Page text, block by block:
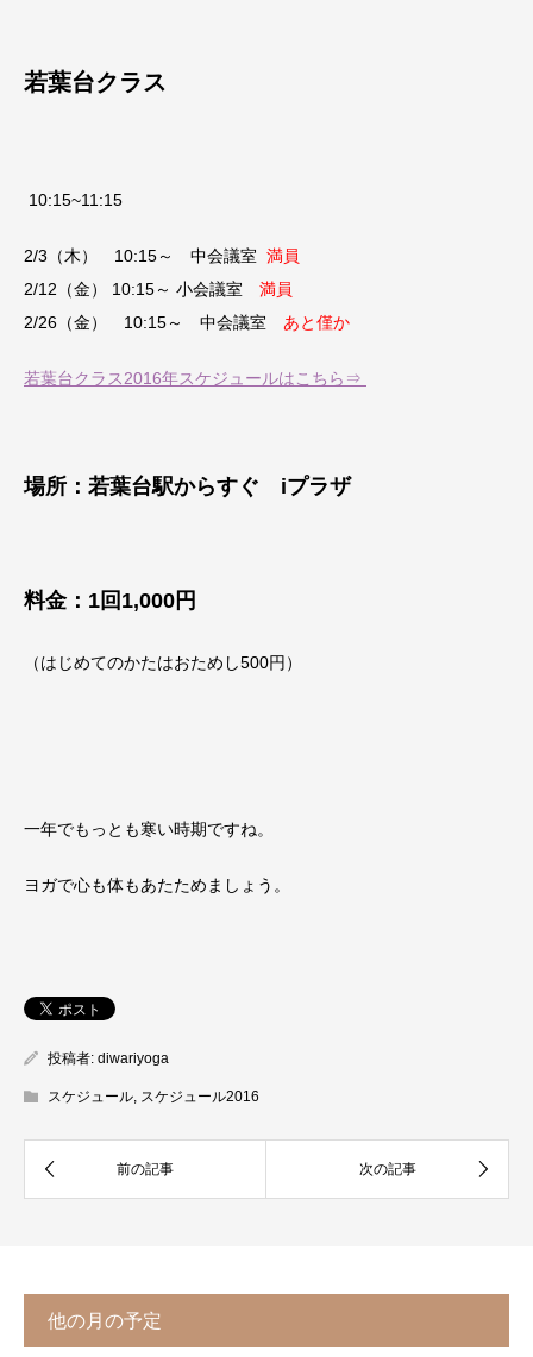
若葉台クラス
10:15~11:15
2/3（木） 10:15～ 中会議室 満員
2/12（金） 10:15～ 小会議室 満員
2/26（金） 10:15～ 中会議室 あと僅か
若葉台クラス2016年スケジュールはこちら⇒
場所：若葉台駅からすぐ iプラザ
料金：1回1,000円
（はじめてのかたはおためし500円）
一年でもっとも寒い時期ですね。
ヨガで心も体もあたためましょう。
投稿者: diwariyoga
スケジュール, スケジュール2016
他の月の予定